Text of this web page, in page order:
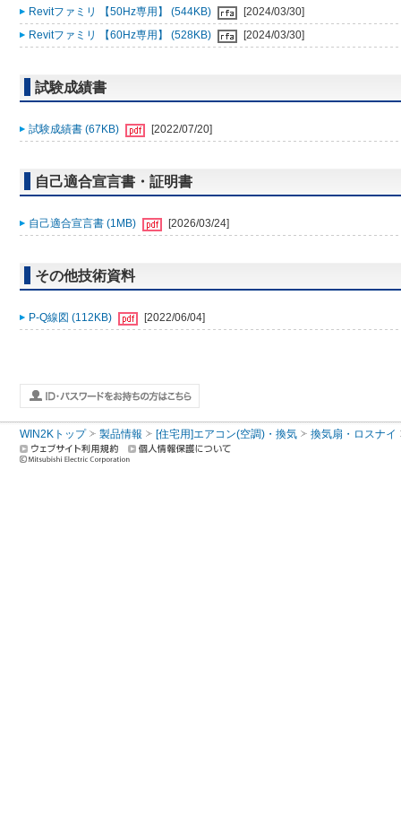
Revitファミリ 【50Hz専用】 (544KB)
[2024/03/30]
Revitファミリ 【60Hz専用】 (528KB)
[2024/03/30]
試験成績書
試験成績書 (67KB) [2022/07/20]
自己適合宣言書・証明書
自己適合宣言書 (1MB) [2026/03/24]
その他技術資料
P-Q線図 (112KB) [2022/06/04]
WIN2Kトップ 製品情報 [住宅用]エアコン(空調)・換気 換気扇・ロスナイ